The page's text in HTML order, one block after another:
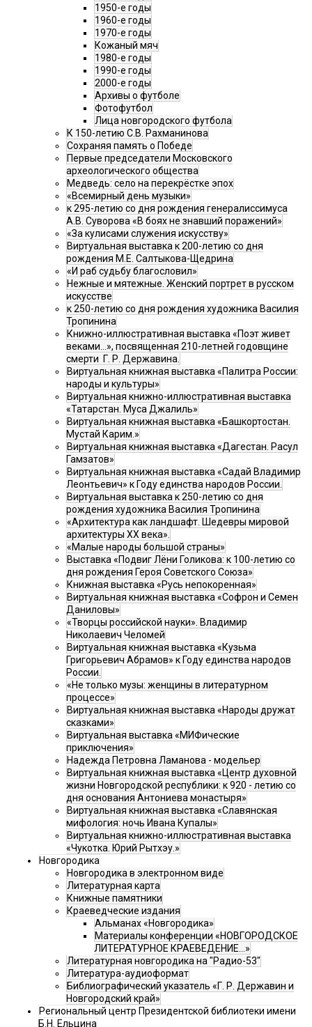
1950-е годы
1960-е годы
1970-е годы
Кожаный мяч
1980-е годы
1990-е годы
2000-е годы
Архивы о футболе
Фотофутбол
Лица новгородского футбола
К 150-летию С.В. Рахманинова
Сохраняя память о Победе
Первые председатели Московского
археологического общества
Медведь: село на перекрёстке эпох
«Всемирный день музыки»
к 295-летию со дня рождения генералиссимуса
А.В. Суворова «В боях не знавший поражений»
«За кулисами служения искусству»
Виртуальная выставка к 200-летию со дня
рождения М.Е. Салтыкова-Щедрина
«И раб судьбу благословил»
Нежные и мятежные. Женский портрет в русском
искусстве
к 250-летию со дня рождения художника Василия
Тропинина
Книжно-иллюстративная выставка «Поэт живет
веками…», посвященная 210-летней годовщине
смерти Г. Р. Державина.
Виртуальная книжная выставка «Палитра России:
народы и культуры»
Виртуальная книжно-иллюстративная выставка
«Татарстан. Муса Джалиль»
Виртуальная книжная выставка «Башкортостан.
Мустай Карим.»
Виртуальная книжная выставка «Дагестан. Расул
Гамзатов»
Виртуальная книжная выставка «Садай Владимир
Леонтьевич» к Году единства народов России.
Виртуальная выставка к 250-летию со дня
рождения художника Василия Тропинина
«Архитектура как ландшафт. Шедевры мировой
архитектуры XX века».
«Малые народы большой страны»
Выставка «Подвиг Лёни Голикова: к 100-летию со
дня рождения Героя Советского Союза»
Книжная выставка «Русь непокоренная»
Виртуальная книжная выставка «Софрон и Семен
Даниловы»
«Творцы российской науки». Владимир
Николаевич Челомей
Виртуальная книжная выставка «Кузьма
Григорьевич Абрамов» к Году единства народов
России.
«Не только музы: женщины в литературном
процессе»
Виртуальная книжная выставка «Народы дружат
сказками»
Виртуальная выставка «МИФические
приключения»
Надежда Петровна Ламанова - модельер
Виртуальная книжная выставка «Центр духовной
жизни Новгородской республики: к 920 - летию со
дня основания Антониева монастыря»
Виртуальная книжная выставка «Славянская
мифология: ночь Ивана Купалы»
Виртуальная книжно-иллюстративная выставка
«Чукотка. Юрий Рытхэу.»
Новгородика
Новгородика в электронном виде
Литературная карта
Книжные памятники
Краеведческие издания
Альманах «Новгородика»
Материалы конференции «НОВГОРОДСКОЕ
ЛИТЕРАТУРНОЕ КРАЕВЕДЕНИЕ...»
Литературная новгородика на "Радио-53"
Литература-аудиоформат
Библиографический указатель «Г. Р. Державин и
Новгородский край»
Региональный центр Президентской библиотеки имени
Б.Н. Ельцина